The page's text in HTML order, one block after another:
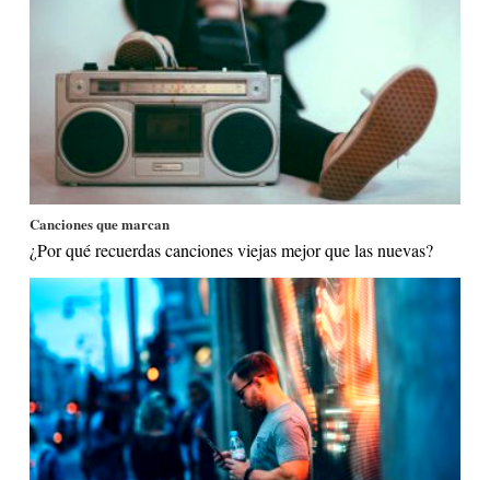
Canciones que marcan
¿Por qué recuerdas canciones viejas mejor que las nuevas?